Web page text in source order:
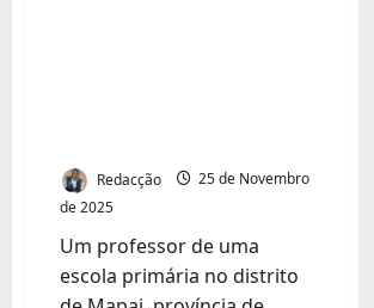
Redacção
25 de Novembro
de 2025
Um professor de uma
escola primária no distrito